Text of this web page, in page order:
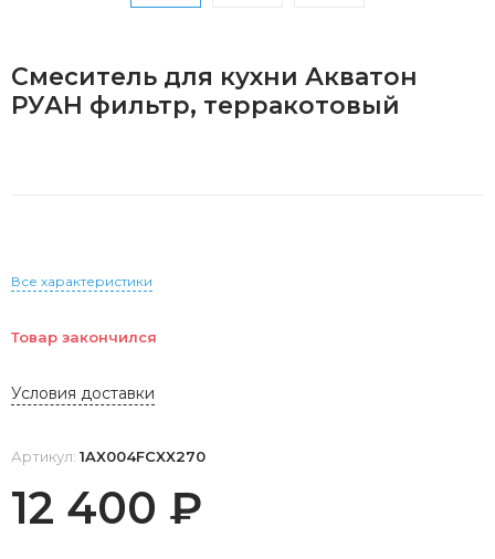
Смеситель для кухни Акватон
РУАН фильтр, терракотовый
Все характеристики
Товар закончился
Условия доставки
Артикул: 1AX004FCXX270
12 400 ₽